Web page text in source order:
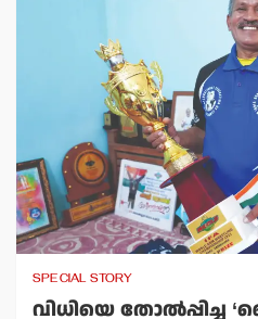
SPECIAL STORY
വിധിയെ തോല്‍പ്പിച്ച